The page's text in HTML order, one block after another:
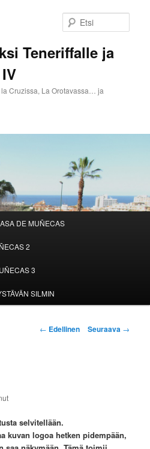
Teneriffalle ja
Cruzissa, La Orotavassa… ja
DE MUÑECAS
2
3
SILMIN
Artikkelien
← Edellinen Seuraava →
selvitellään.
kuvan logoa hetken pidempään,